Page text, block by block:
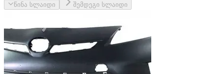
წინა სლაიდი შემდეგი სლაიდი